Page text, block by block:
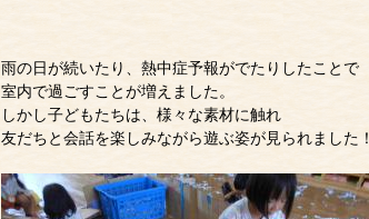
雨の日が続いたり、熱中症予報がでたりしたことで
室内で過ごすことが増えました。
しかし子どもたちは、様々な素材に触れ
友だちと会話を楽しみながら遊ぶ姿が見られました！